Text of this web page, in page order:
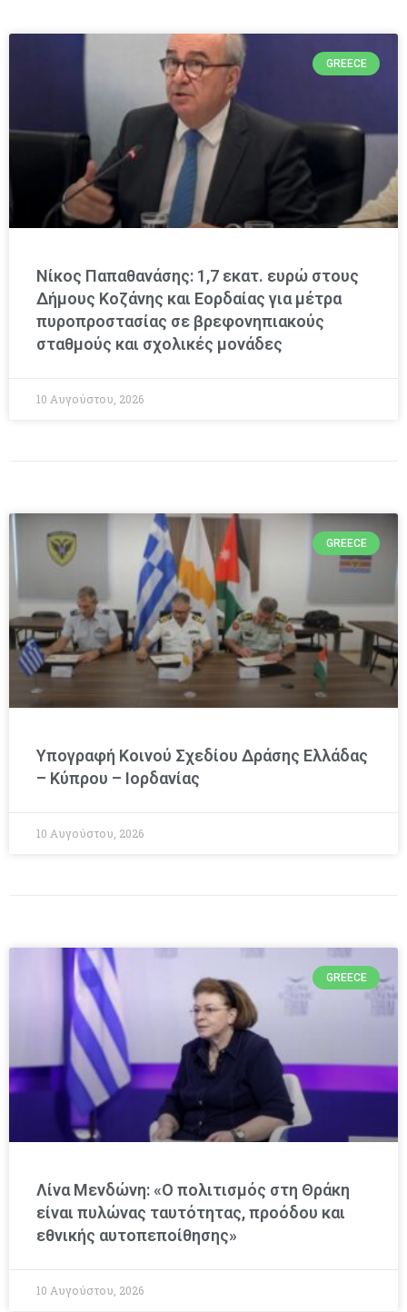
GREECE
Νίκος Παπαθανάσης: 1,7 εκατ. ευρώ στους
Δήμους Κοζάνης και Εορδαίας για μέτρα
πυροπροστασίας σε βρεφονηπιακούς
σταθμούς και σχολικές μονάδες
10 Αυγούστου, 2026
GREECE
Υπογραφή Κοινού Σχεδίου Δράσης Ελλάδας
– Κύπρου – Ιορδανίας
10 Αυγούστου, 2026
GREECE
Λίνα Μενδώνη: «Ο πολιτισμός στη Θράκη
είναι πυλώνας ταυτότητας, προόδου και
εθνικής αυτοπεποίθησης»
10 Αυγούστου, 2026